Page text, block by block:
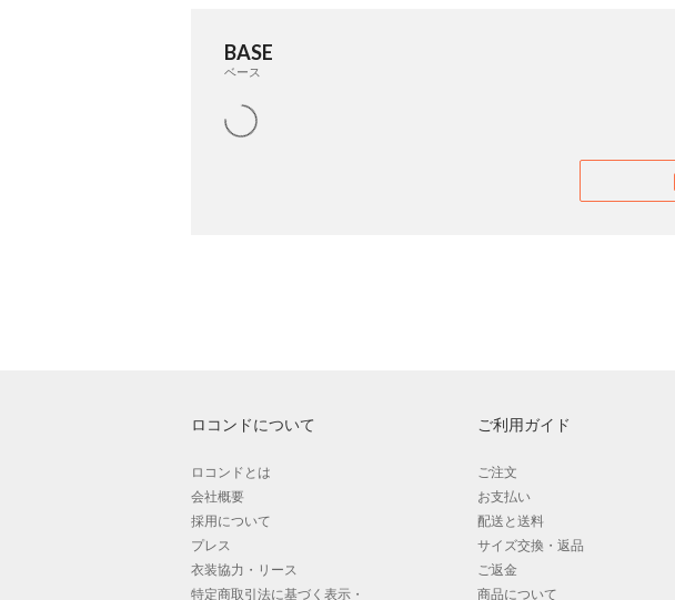
BASE
ベース
ロコンドについて
ロコンドとは
会社概要
採用について
プレス
衣装協力・リース
特定商取引法に基づく表示・
ご利用ガイド
ご注文
お支払い
配送と送料
サイズ交換・返品
ご返金
商品について